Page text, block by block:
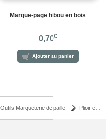
Marque-page hibou en bois
0,70€
Ajouter au panier
Outils Marqueterie de paille Plioir en bois marqueterie de paille en bois de granadillo